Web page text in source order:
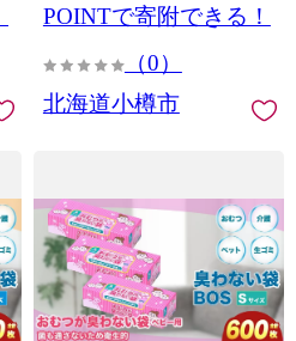
POINTで寄附できる！
（0）
北海道小樽市